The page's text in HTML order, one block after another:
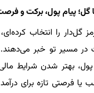
گل؛ پیام پول، برکت و
گل‌دار را انتخاب
در مسیر تو خبر
پول، بهتر شدن شرایط
یا فرصتی تازه برای